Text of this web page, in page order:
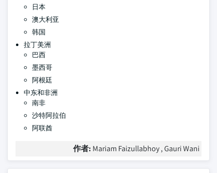
日本
澳大利亚
韩国
拉丁美洲
巴西
墨西哥
阿根廷
中东和非洲
南非
沙特阿拉伯
阿联酋
作者: Mariam Faizullabhoy , Gauri Wani